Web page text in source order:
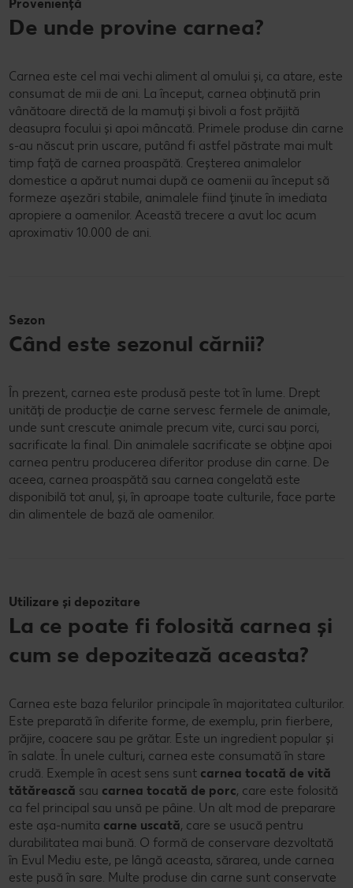
Proveniență
De unde provine carnea?
Carnea este cel mai vechi aliment al omului și, ca atare, este
consumat de mii de ani. La început, carnea obținută prin
vânătoare directă de la mamuți și bivoli a fost prăjită
deasupra focului și apoi mâncată. Primele produse din carne
s-au născut prin uscare, putând fi astfel păstrate mai mult
timp față de carnea proaspătă. Creșterea animalelor
domestice a apărut numai după ce oamenii au început să
formeze așezări stabile, animalele fiind ținute în imediata
apropiere a oamenilor. Această trecere a avut loc acum
aproximativ 10.000 de ani.
Sezon
Când este sezonul cărnii?
În prezent, carnea este produsă peste tot în lume. Drept
unități de producție de carne servesc fermele de animale,
unde sunt crescute animale precum vite, curci sau porci,
sacrificate la final. Din animalele sacrificate se obține apoi
carnea pentru producerea diferitor produse din carne. De
aceea, carnea proaspătă sau carnea congelată este
disponibilă tot anul, și, în aproape toate culturile, face parte
din alimentele de bază ale oamenilor.
Utilizare și depozitare
La ce poate fi folosită carnea și
cum se depozitează aceasta?
Carnea este baza felurilor principale în majoritatea culturilor.
Este preparată în diferite forme, de exemplu, prin fierbere,
prăjire, coacere sau pe grătar. Este un ingredient popular și
în salate. În unele culturi, carnea este consumată în stare
crudă. Exemple în acest sens sunt carnea tocată de vită
tătărească sau carnea tocată de porc, care este folosită
ca fel principal sau unsă pe pâine. Un alt mod de preparare
este așa-numita carne uscată, care se usucă pentru
durabilitatea mai bună. O formă de conservare dezvoltată
în Evul Mediu este, pe lângă aceasta, sărarea, unde carnea
este pusă în sare. Multe produse din carne sunt conservate